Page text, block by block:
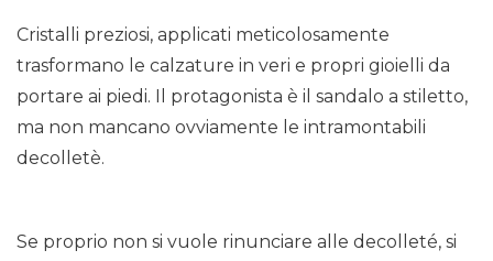
Cristalli preziosi, applicati meticolosamente
trasformano le calzature in veri e propri gioielli da
portare ai piedi. Il protagonista è il sandalo a stiletto,
ma non mancano ovviamente le intramontabili
decolletè.
Se proprio non si vuole rinunciare alle decolleté, si